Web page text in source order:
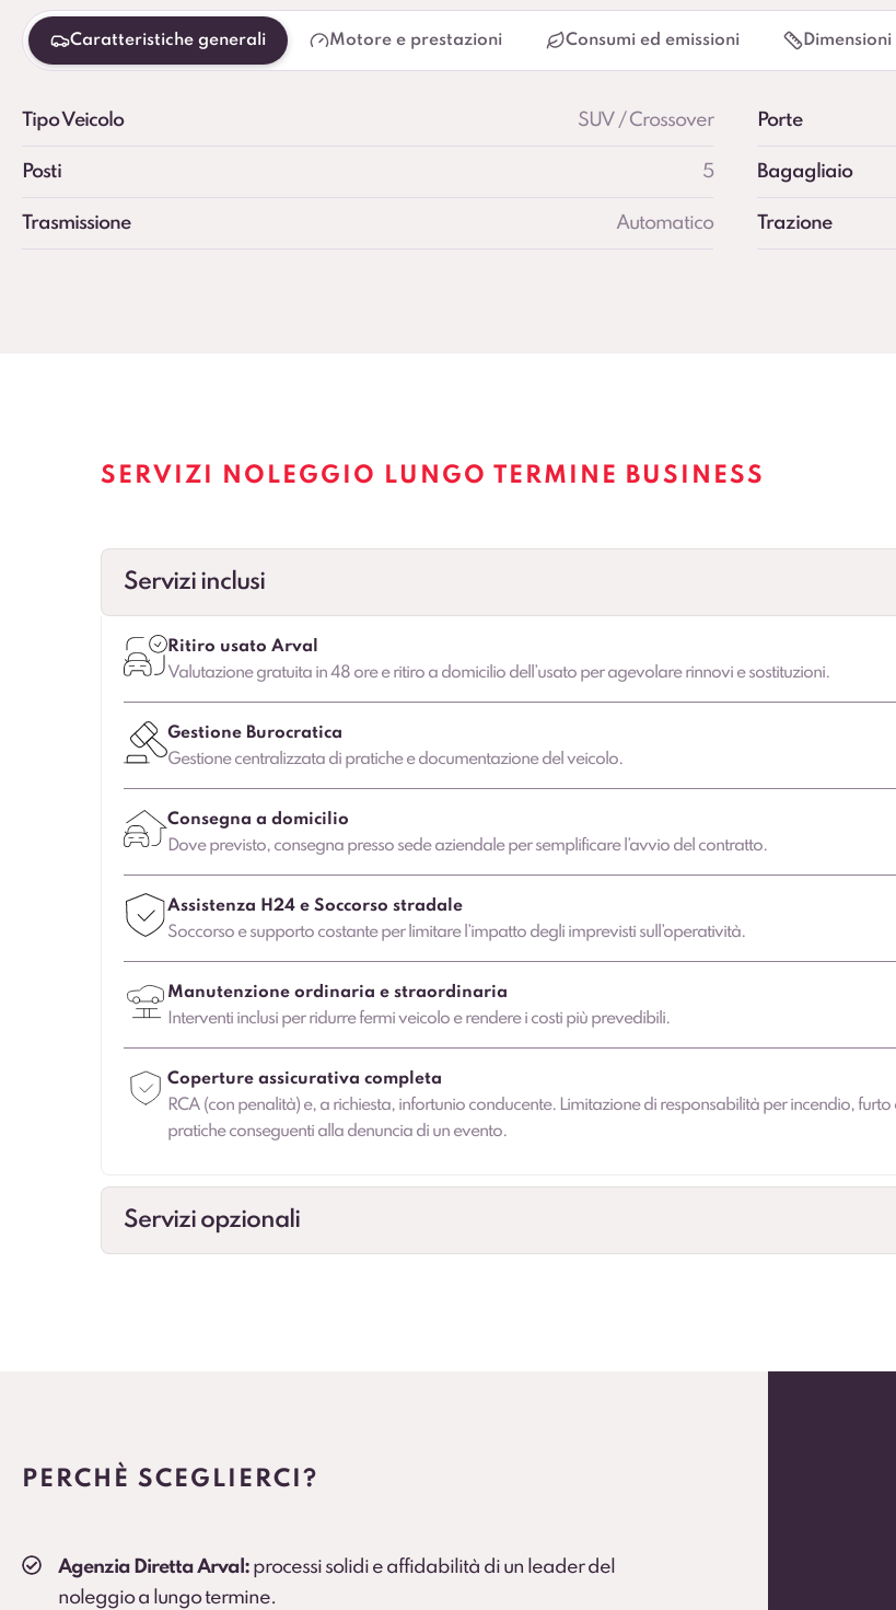
Caratteristiche generali Motore e prestazioni Consumi ed emissioni Dimensioni
Tipo Veicolo SUV / Crossover Porte
Posti 5 Bagagliaio
Trasmissione Automatico Trazione
SERVIZI NOLEGGIO LUNGO TERMINE BUSINESS
Servizi inclusi
Ritiro usato Arval
Valutazione gratuita in 48 ore e ritiro a domicilio dell’usato per agevolare rinnovi e sostituzioni.
Gestione Burocratica
Gestione centralizzata di pratiche e documentazione del veicolo.
Consegna a domicilio
Dove previsto, consegna presso sede aziendale per semplificare l’avvio del contratto.
Assistenza H24 e Soccorso stradale
Soccorso e supporto costante per limitare l’impatto degli imprevisti sull’operatività.
Manutenzione ordinaria e straordinaria
Interventi inclusi per ridurre fermi veicolo e rendere i costi più prevedibili.
Coperture assicurativa completa
RCA (con penalità) e, a richiesta, infortunio conducente. Limitazione di responsabilità per incendio,
pratiche conseguenti alla denuncia di un evento.
Servizi opzionali
PERCHÈ SCEGLIERCI?
Agenzia Diretta Arval: processi solidi e affidabilità di un leader del
noleggio a lungo termine.